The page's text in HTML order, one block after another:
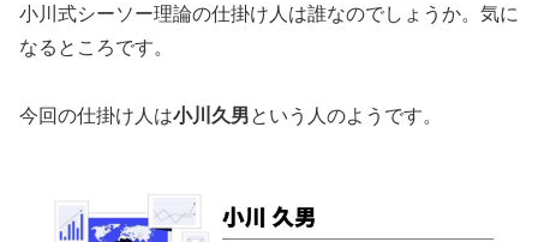
小川式シーソー理論の仕掛け人は誰なのでしょうか。気に
なるところです。
今回の仕掛け人は小川久男という人のようです。